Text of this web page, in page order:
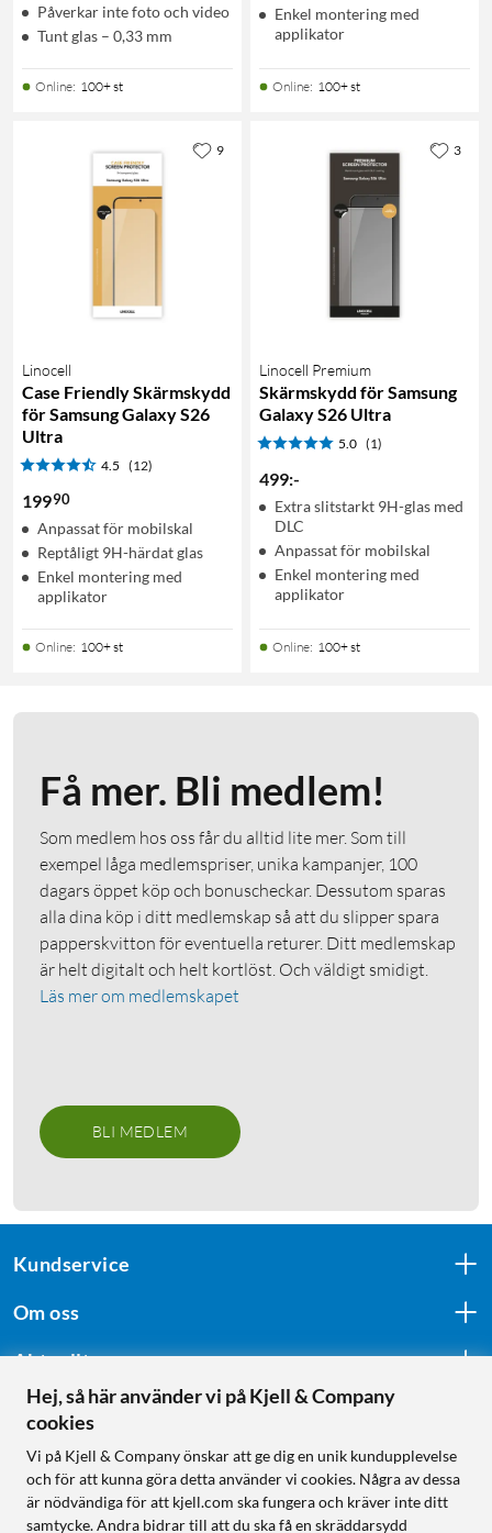
Påverkar inte foto och video
Tunt glas – 0,33 mm
Online: 100+ st
Enkel montering med
applikator
Online: 100+ st
Linocell
Case Friendly Skärmskydd
för Samsung Galaxy S26
Ultra
4.5 (12)
19990
Anpassat för mobilskal
Reptåligt 9H-härdat glas
Enkel montering med
applikator
Online: 100+ st
9
Linocell Premium
Skärmskydd för Samsung
Galaxy S26 Ultra
5.0 (1)
499:-
Extra slitstarkt 9H-glas med
DLC
Anpassat för mobilskal
Enkel montering med
applikator
Online: 100+ st
3
Få mer. Bli medlem!
Som medlem hos oss får du alltid lite mer. Som till
exempel låga medlemspriser, unika kampanjer, 100
dagars öppet köp och bonuscheckar. Dessutom sparas
alla dina köp i ditt medlemskap så att du slipper spara
papperskvitton för eventuella returer. Ditt medlemskap
är helt digitalt och helt kortlöst. Och väldigt smidigt.
Läs mer om medlemskapet
BLI MEDLEM
Kundservice
Om oss
Aktuellt
Följ oss
Hej, så här använder vi på Kjell & Company
cookies
Vi på Kjell & Company önskar att ge dig en unik kundupplevelse
och för att kunna göra detta använder vi cookies. Några av dessa
är nödvändiga för att kjell.com ska fungera och kräver inte ditt
samtycke. Andra bidrar till att du ska få en skräddarsydd